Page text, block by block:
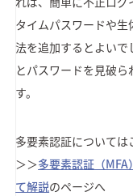
タイムパスワードや
法を追加するとよいで
とパスワードを見破
す。
多要素認証については
＞＞多要素認証（
て解説のページへ